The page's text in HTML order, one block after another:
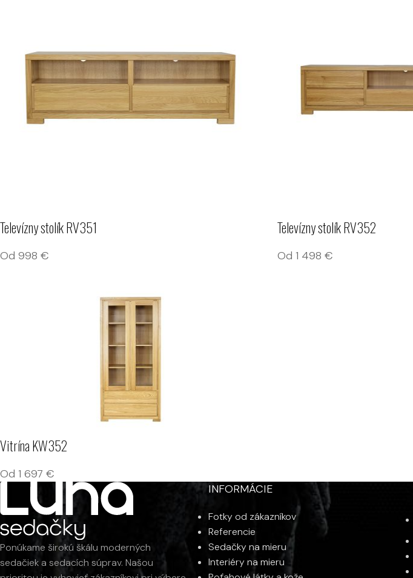
Televízny stolík RV351
Od 998 €
Televízny stolík RV352
Od 1 498 €
Vitrína KW352
Od 1 697 €
Ponúkame širokú škálu moderných
sedačiek a sedacích súprav. Našou
INFORMÁCIE
Fotky od zákazníkov
Referencie
Sedačky na mieru
Interiéry na mieru